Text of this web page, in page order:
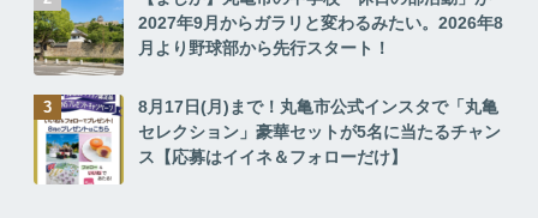
2027年9月からガラリと変わるみたい。2026年8
月より野球部から先行スタート！
8月17日(月)まで！丸亀市公式インスタで「丸亀
セレクション」豪華セットが5名に当たるチャン
ス【応募はイイネ＆フォローだけ】